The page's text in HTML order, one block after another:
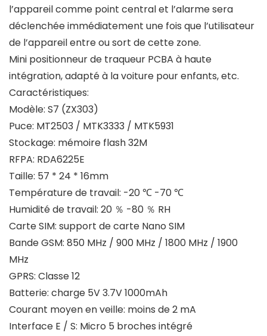
l’appareil comme point central et l’alarme sera
déclenchée immédiatement une fois que l’utilisateur
de l’appareil entre ou sort de cette zone.
Mini positionneur de traqueur PCBA à haute
intégration, adapté à la voiture pour enfants, etc.
Caractéristiques:
Modèle: S7 (ZX303)
Puce: MT2503 / MTK3333 / MTK5931
Stockage: mémoire flash 32M
RFPA: RDA6225E
Taille: 57 * 24 * 16mm
Température de travail: -20 ℃ -70 ℃
Humidité de travail: 20 ％ -80 ％ RH
Carte SIM: support de carte Nano SIM
Bande GSM: 850 MHz / 900 MHz / 1800 MHz / 1900
MHz
GPRS: Classe 12
Batterie: charge 5V 3.7V 1000mAh
Courant moyen en veille: moins de 2 mA
Interface E / S: Micro 5 broches intégré